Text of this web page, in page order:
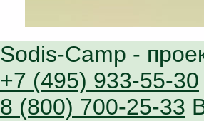
Sodis-Camp -
+7 (495) 933-55-30
8 (800) 700-25-33